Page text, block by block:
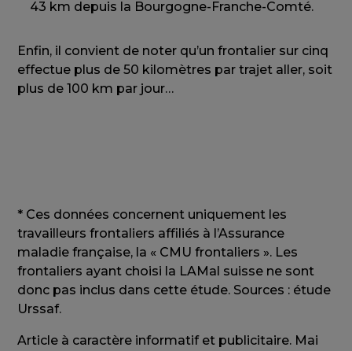
43 km depuis la Bourgogne-Franche-Comté.
Enfin, il convient de noter qu’un frontalier sur cinq
effectue plus de 50 kilomètres par trajet aller, soit
plus de 100 km par jour…
* Ces données concernent uniquement les
travailleurs frontaliers affiliés à l’Assurance
maladie française, la « CMU frontaliers ». Les
frontaliers ayant choisi la LAMal suisse ne sont
donc pas inclus dans cette étude. Sources : étude
Urssaf.
Article à caractère informatif et publicitaire. Mai